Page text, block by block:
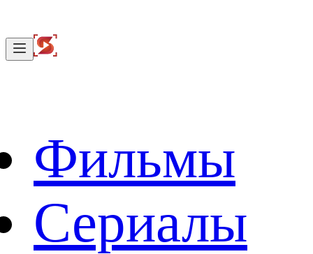
Фильмы
Сериалы